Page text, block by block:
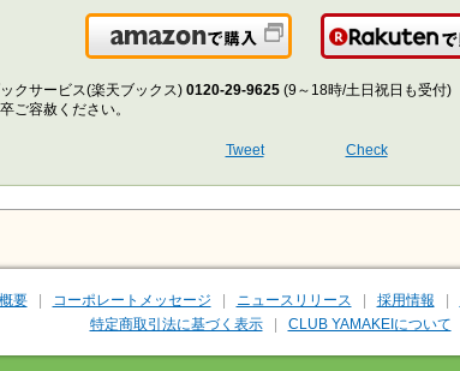
Amazonで購入
クサービス(楽天ブックス) 0120-29-9625 (9～18時/土日祝日も受付)
ご容赦ください。
Tweet Check
要 コーポレートメッセージ ニュースリリース 採用情報
特定商取引法に基づく表示
CLUB YAMAKEIについて